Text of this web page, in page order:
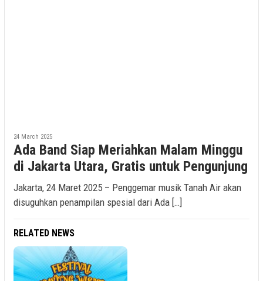
24 March 2025
Ada Band Siap Meriahkan Malam Minggu
di Jakarta Utara, Gratis untuk Pengunjung
Jakarta, 24 Maret 2025 – Penggemar musik Tanah Air akan
disuguhkan penampilan spesial dari Ada […]
RELATED NEWS